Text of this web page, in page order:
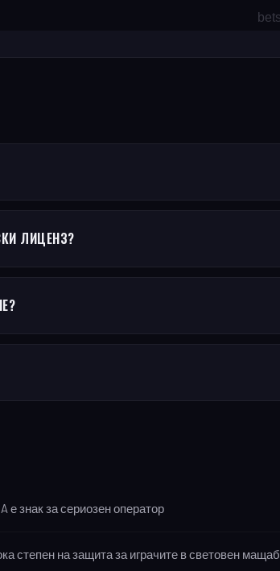
ЛИЦЕНЗ?
е знак за сериозен оператор
степен на защита за играчите в световен мащаб